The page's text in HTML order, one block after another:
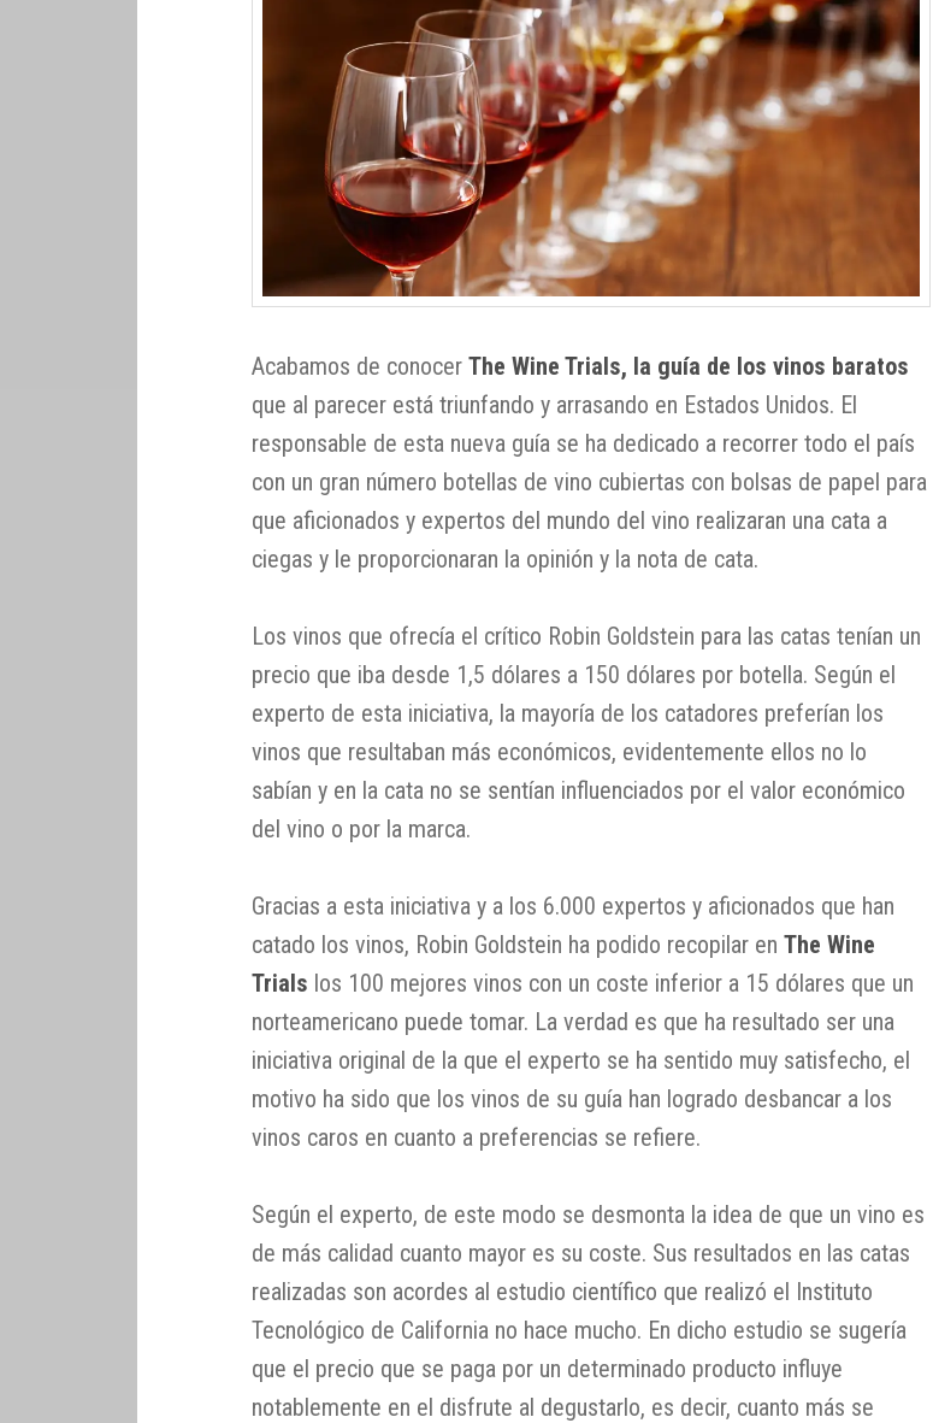
Acabamos de conocerThe Wine Trials, la guía de los vinos baratos
que al parecer está triunfando y arrasando en Estados Unidos. El
responsable de esta nueva guía se ha dedicado a recorrer todo el país
con un gran número botellas de vino cubiertas con bolsas de papel para
que aficionados y expertos del mundo del vino realizaran una cata a
ciegas y le proporcionaran la opinión y la nota de cata.
Los vinos que ofrecía el crítico Robin Goldstein para las catas tenían un
precio que iba desde 1,5 dólares a 150 dólares por botella. Según el
experto de esta iniciativa, la mayoría de los catadores preferían los
vinos que resultaban más económicos, evidentemente ellos no lo
sabían y en la cata no se sentían influenciados por el valor económico
del vino o por la marca.
Gracias a esta iniciativa y a los 6.000 expertos y aficionados que han
catado los vinos, Robin Goldstein ha podido recopilar enThe Wine
Trials los 100 mejores vinos con un coste inferior a 15 dólares que un
norteamericano puede tomar. La verdad es que ha resultado ser una
iniciativa original de la que el experto se ha sentido muy satisfecho, el
motivo ha sido que los vinos de su guía han logrado desbancar a los
vinos caros en cuanto a preferencias se refiere.
Según el experto, de este modo se desmonta la idea de que un vino es
de más calidad cuanto mayor es su coste. Sus resultados en las catas
realizadas son acordes al estudio científico que realizó el Instituto
Tecnológico de California no hace mucho. En dicho estudio se sugería
que el precio que se paga por un determinado producto influye
notablemente en el disfrute al degustarlo, es decir, cuanto más se